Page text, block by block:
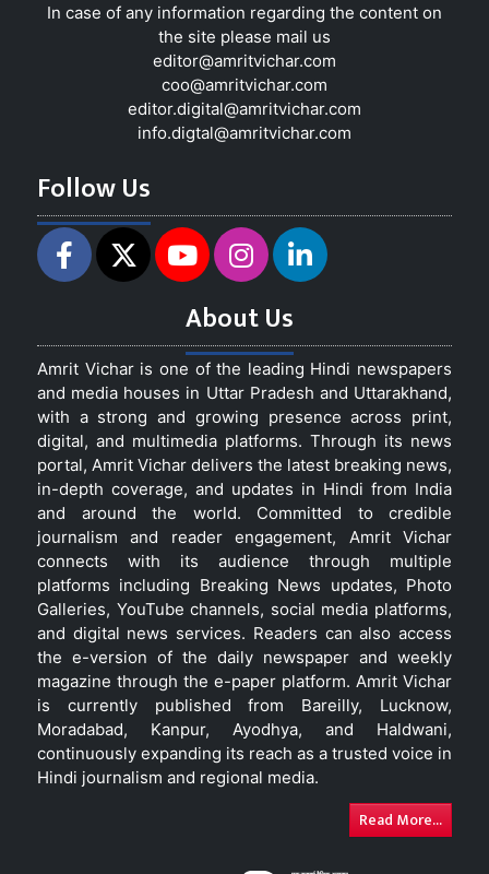
In case of any information regarding the content on
the site please mail us
editor@amritvichar.com
coo@amritvichar.com
editor.digital@amritvichar.com
info.digtal@amritvichar.com
Follow Us
About Us
Amrit Vichar is one of the leading Hindi newspapers
and media houses in Uttar Pradesh and Uttarakhand,
with a strong and growing presence across print,
digital, and multimedia platforms. Through its news
portal, Amrit Vichar delivers the latest breaking news,
in-depth coverage, and updates in Hindi from India
and around the world. Committed to credible
journalism and reader engagement, Amrit Vichar
connects with its audience through multiple
platforms including Breaking News updates, Photo
Galleries, YouTube channels, social media platforms,
and digital news services. Readers can also access
the e-version of the daily newspaper and weekly
magazine through the e-paper platform. Amrit Vichar
is currently published from Bareilly, Lucknow,
Moradabad, Kanpur, Ayodhya, and Haldwani,
continuously expanding its reach as a trusted voice in
Hindi journalism and regional media.
Read More...